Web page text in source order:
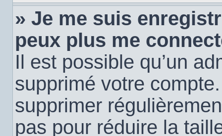
» Je me suis
peux plus me
Il est possible qu’un
supprimé votre
supprimer
pas pour réduire la